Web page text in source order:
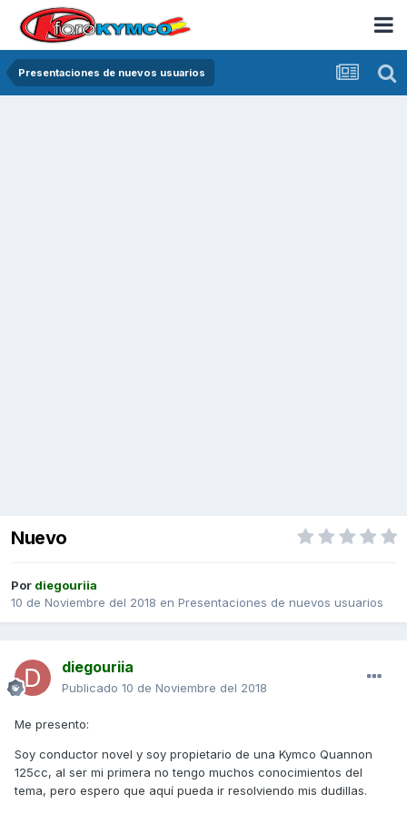
Presentaciones de nuevos usuarios
Nuevo
Por diegouriia
10 de Noviembre del 2018 en Presentaciones de nuevos usuarios
diegouriia
Publicado 10 de Noviembre del 2018
Me presento:
Soy conductor novel y soy propietario de una Kymco Quannon
125cc, al ser mi primera no tengo muchos conocimientos del
tema, pero espero que aquí pueda ir resolviendo mis dudillas.